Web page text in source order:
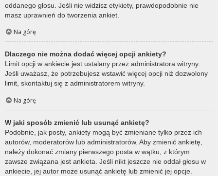
oddanego głosu. Jeśli nie widzisz etykiety, prawdopodobnie nie
masz uprawnień do tworzenia ankiet.
Na górę
Dlaczego nie można dodać więcej opcji ankiety?
Limit opcji w ankiecie jest ustalany przez administratora witryny.
Jeśli uważasz, że potrzebujesz wstawić więcej opcji niż dozwolony
limit, skontaktuj się z administratorem witryny.
Na górę
W jaki sposób zmienić lub usunąć ankietę?
Podobnie, jak posty, ankiety mogą być zmieniane tylko przez ich
autorów, moderatorów lub administratorów. Aby zmienić ankietę,
należy dokonać zmiany pierwszego posta w wątku, z którym
zawsze związana jest ankieta. Jeśli nikt jeszcze nie oddał głosu w
ankiecie, jej autor może usunąć ankietę lub zmienić jej opcje.